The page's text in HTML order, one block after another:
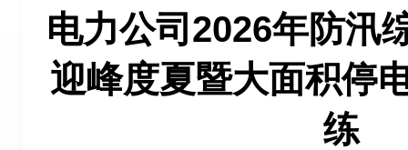
电力公司2026年防汛
迎峰度夏暨大面积停
练